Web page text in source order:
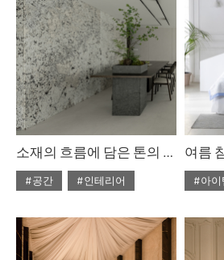
소재의 흐름에 담은 톤의 미학
#공간
#인테리어
#아이